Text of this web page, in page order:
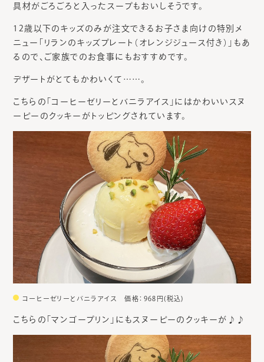
具材がごろごろと入ったスープもおいしそうです。
12歳以下のキッズのみが注文できるお子さま向けの特別メ
ニュー「リランのキッズプレート（オレンジジュース付き）」もあ
るので、ご家族でのお食事にもおすすめです。
デザートがとてもかわいくて……。
こちらの「コーヒーゼリーとバニラアイス」にはかわいいスヌ
ーピーのクッキーがトッピングされています。
コーヒーゼリーとバニラアイス 価格：968円(税込)
こちらの「マンゴープリン」にもスヌーピーのクッキーが♪♪